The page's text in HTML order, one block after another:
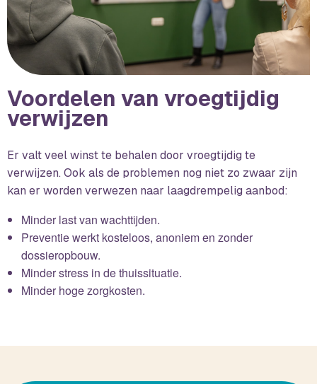
Voordelen van vroegtijdig
verwijzen
Er valt veel winst te behalen door vroegtijdig te
verwijzen. Ook als de problemen nog niet zo zwaar zijn
kan er worden verwezen naar laagdrempelig aanbod:
Minder last van wachttijden.
Preventie werkt kosteloos, anoniem en zonder
dossieropbouw.
Minder stress in de thuissituatie.
Minder hoge zorgkosten.